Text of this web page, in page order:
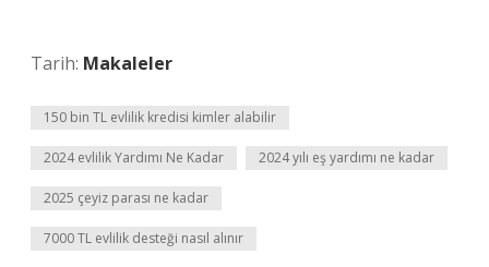
Tarih: Makaleler
150 bin TL evlilik kredisi kimler alabilir
2024 evlilik Yardımı Ne Kadar 2024 yılı eş yardımı ne kadar
2025 çeyiz parası ne kadar
7000 TL evlilik desteği nasıl alınır